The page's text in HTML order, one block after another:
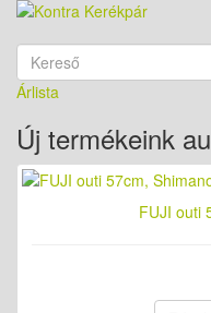
Árlista
Új termékeink
FUJI outi